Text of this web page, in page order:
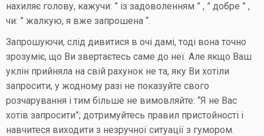
нахиляє голову, кажучи: ” із задоволенням ” , ” добре ” ,
чи: ” жалкую, я вже запрошена “.
Запрошуючи, слід дивитися в очі дамі, тоді вона точно
зрозуміє, що Ви звертаєтесь саме до неї. Але якщо Ваш
уклін прийняла на свій рахунок не та, яку Ви хотіли
запросити, у жодному разі не показуйте свого
розчарування і тим більше не вимовляйте: “Я не Вас
хотів запросити”; дотримуйтесь правил пристойності і
навчитеся виходити з незручної ситуації з гумором.